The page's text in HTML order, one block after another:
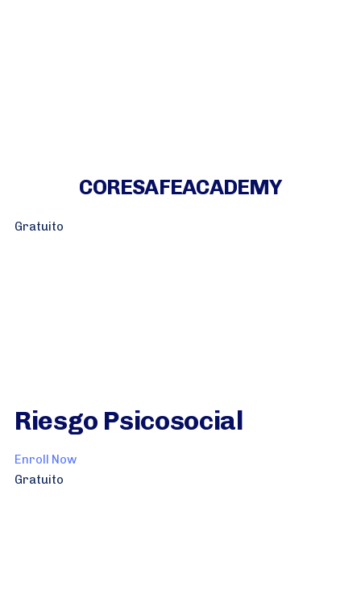
CORESAFEACADEMY
Gratuito
Riesgo Psicosocial
Enroll Now
Gratuito